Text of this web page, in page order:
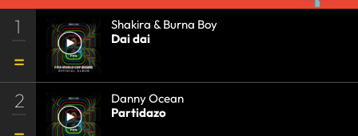
1
Shakira & Burna Boy
Dai dai
2
Danny Ocean
Partidazo